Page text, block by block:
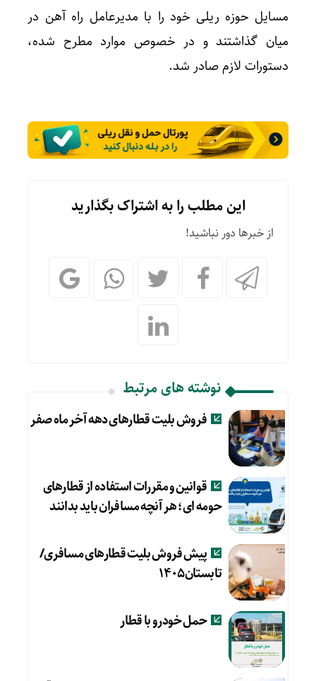
مسایل حوزه ریلی خود را با مدیرعامل راه آهن در
میان گذاشتند و در خصوص موارد مطرح شده،
دستورات لازم صادر شد.
این مطلب را به اشتراک بگذارید
از خبرها دور نباشید!
نوشته های مرتبط
فروش بلیت قطارهای دهه آخر ماه صفر
قوانین و مقررات استفاده از قطارهای
حومه ای؛ هر آنچه مسافران باید بدانند
پیش فروش بلیت قطارهای مسافری/
تابستان۱۴۰۵
حمل خودرو با قطار